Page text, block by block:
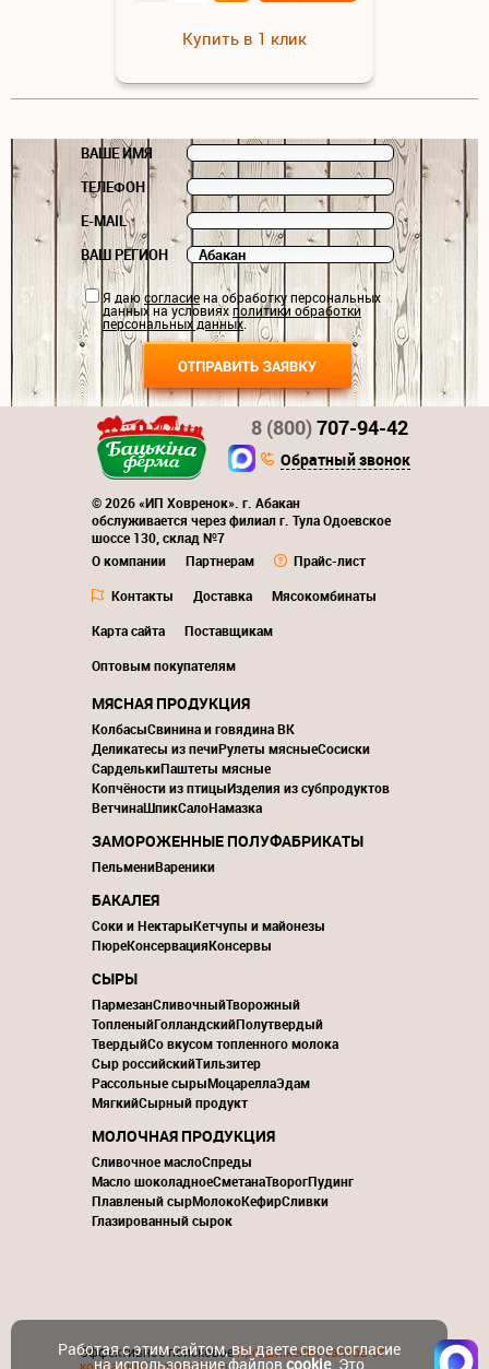
Купить в 1 клик
ВАШЕ ИМЯ
ТЕЛЕФОН
E-MAIL
ВАШ РЕГИОН
Я даюсогласиена обработку персональных
данных на условияхполитики обработки
персональных данных.
© 2026 «ИП Ховренок». г. Абакан
обслуживается через филиал г. Тула Одоевское
шоссе 130, склад №7
О компании
Партнерам
Прайс-лист
Контакты
Доставка
Мясокомбинаты
Карта сайта
Поставщикам
Оптовым покупателям
8 (800)707-94-42
Обратный звонок
МЯСНАЯ ПРОДУКЦИЯ
КолбасыСвинина и говядина ВК
Деликатесы из печиРулеты мясныеСосиски
СарделькиПаштеты мясные
Копчёности из птицыИзделия из субпродуктов
ВетчинаШпикСалоНамазка
ЗАМОРОЖЕННЫЕ ПОЛУФАБРИКАТЫ
ПельмениВареники
БАКАЛЕЯ
Соки и НектарыКетчупы и майонезы
ПюреКонсервацияКонсервы
СЫРЫ
ПармезанСливочныйТворожный
ТопленыйГолландскийПолутвердый
ТвердыйСо вкусом топленного молока
Сыр российскийТильзитер
Рассольные сырыМоцареллаЭдам
МягкийСырный продукт
МОЛОЧНАЯ ПРОДУКЦИЯ
Сливочное маслоСпреды
Масло шоколадноеСметанаТворогПудинг
Плавленый сырМолокоКефирСливки
Глазированный сырок
Эффективное поисковоепродвижение сайтов от
Работая с этим сайтом, вы даете свое согласие
на использование файловcookie. Это